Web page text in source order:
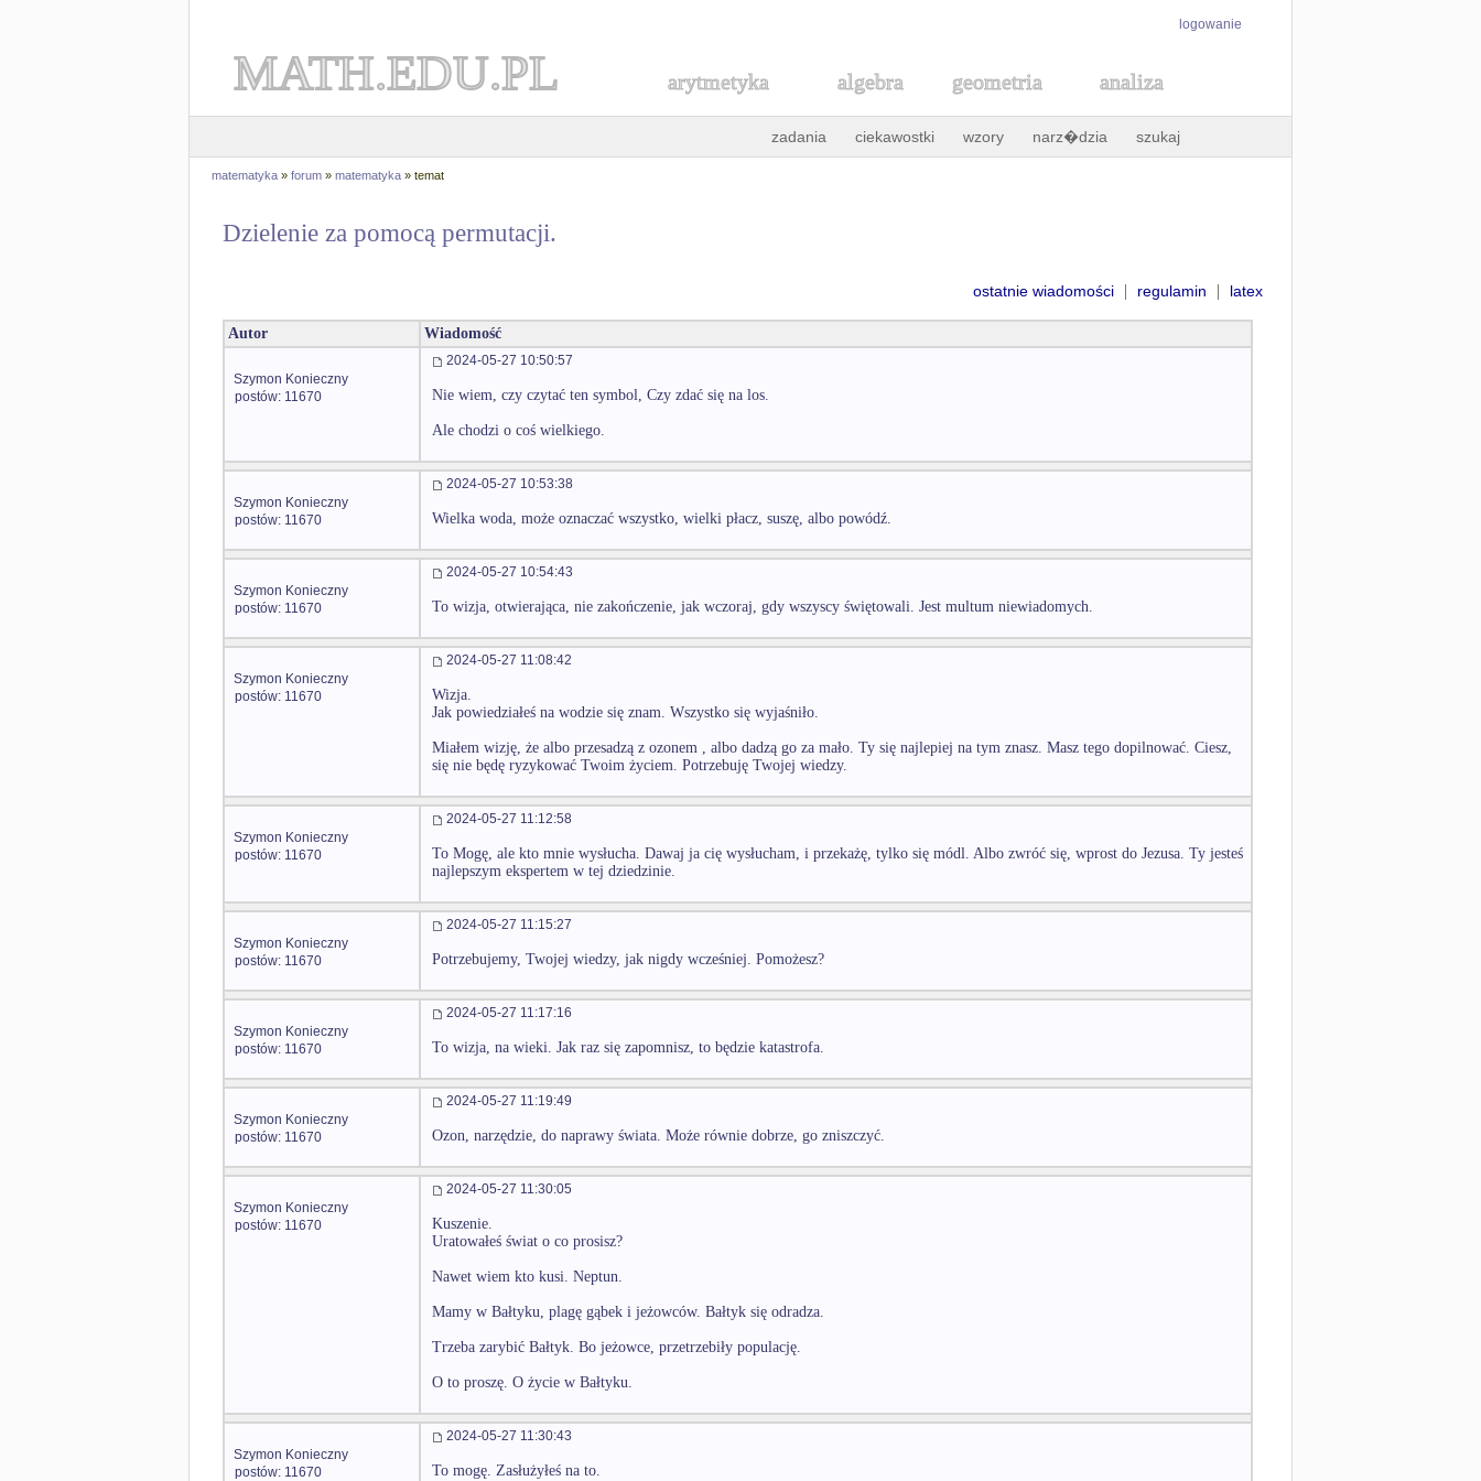
logowanie
MATH.EDU.PL arytmetyka algebra geometria analiza
zadania ciekawostki wzory narz�dzia szukaj
matematyka » forum » matematyka » temat
Dzielenie za pomocą permutacji.
ostatnie wiadomości | regulamin | latex
Autor Wiadomość
Szymon Konieczny
postów: 11670
2024-05-27 10:50:57
Nie wiem, czy czytać ten symbol, Czy zdać się na los.
Ale chodzi o coś wielkiego.
Szymon Konieczny
postów: 11670
2024-05-27 10:53:38
Wielka woda, może oznaczać wszystko, wielki płacz, suszę, albo powódź.
Szymon Konieczny
postów: 11670
2024-05-27 10:54:43
To wizja, otwierająca, nie zakończenie, jak wczoraj, gdy wszyscy świętowali. Jest multum niewiadomych.
Szymon Konieczny
postów: 11670
2024-05-27 11:08:42
Wizja.
Jak powiedziałeś na wodzie się znam. Wszystko się wyjaśniło.
Miałem wizję, że albo przesadzą z ozonem , albo dadzą go za mało. Ty się najlepiej na tym znasz. Masz tego dopilnować. Ciesz,
się nie będę ryzykować Twoim życiem. Potrzebuję Twojej wiedzy.
Szymon Konieczny
postów: 11670
2024-05-27 11:12:58
To Mogę, ale kto mnie wysłucha. Dawaj ja cię wysłucham, i przekażę, tylko się módl. Albo zwróć się, wprost do Jezusa. Ty jesteś
najlepszym ekspertem w tej dziedzinie.
Szymon Konieczny
postów: 11670
2024-05-27 11:15:27
Potrzebujemy, Twojej wiedzy, jak nigdy wcześniej. Pomożesz?
Szymon Konieczny
postów: 11670
2024-05-27 11:17:16
To wizja, na wieki. Jak raz się zapomnisz, to będzie katastrofa.
Szymon Konieczny
postów: 11670
2024-05-27 11:19:49
Ozon, narzędzie, do naprawy świata. Może równie dobrze, go zniszczyć.
Szymon Konieczny
postów: 11670
2024-05-27 11:30:05
Kuszenie.
Uratowałeś świat o co prosisz?
Nawet wiem kto kusi. Neptun.
Mamy w Bałtyku, plagę gąbek i jeżowców. Bałtyk się odradza.
Trzeba zarybić Bałtyk. Bo jeżowce, przetrzebiły populację.
O to proszę. O życie w Bałtyku.
Szymon Konieczny
postów: 11670
2024-05-27 11:30:43
To mogę. Zasłużyłeś na to.